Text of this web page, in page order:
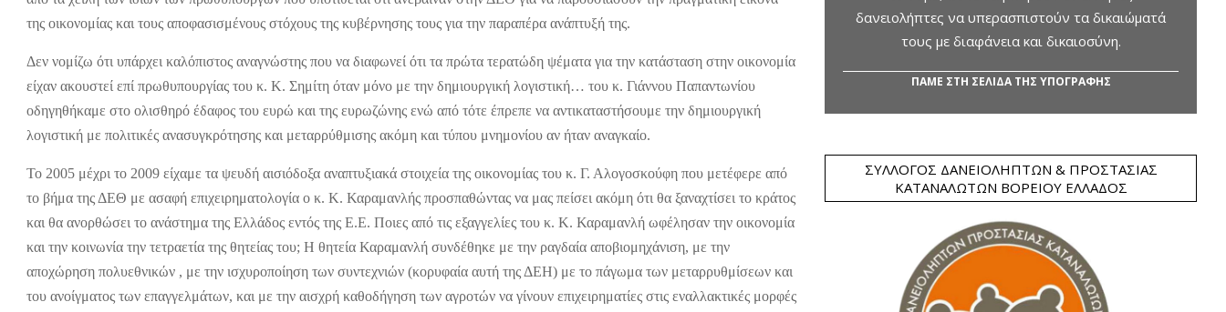
της οικονομίας και τους αποφασισμένους στόχους της κυβέρνησης τους για την παραπέρα ανάπτυξή της.
Δεν νομίζω ότι υπάρχει καλόπιστος αναγνώστης που να διαφωνεί ότι τα πρώτα τερατώδη ψέματα για την κατάσταση στην οικονομία
είχαν ακουστεί επί πρωθυπουργίας του κ. Κ. Σημίτη όταν μόνο με την δημιουργική λογιστική… του κ. Γιάννου Παπαντωνίου
οδηγηθήκαμε στο ολισθηρό έδαφος του ευρώ και της ευρωζώνης ενώ από τότε έπρεπε να αντικαταστήσουμε την δημιουργική
λογιστική με πολιτικές ανασυγκρότησης και μεταρρύθμισης ακόμη και τύπου μνημονίου αν ήταν αναγκαίο.
Το 2005 μέχρι το 2009 είχαμε τα ψευδή αισιόδοξα αναπτυξιακά στοιχεία της οικονομίας του κ. Γ. Αλογοσκούφη που μετέφερε από
το βήμα της ΔΕΘ με ασαφή επιχειρηματολογία ο κ. Κ. Καραμανλής προσπαθώντας να μας πείσει ακόμη ότι θα ξαναχτίσει το κράτος
και θα ανορθώσει το ανάστημα της Ελλάδος εντός της Ε.Ε. Ποιες από τις εξαγγελίες του κ. Κ. Καραμανλή ωφέλησαν την οικονομία
και την κοινωνία την τετραετία της θητείας του; Η θητεία Καραμανλή συνδέθηκε με την ραγδαία αποβιομηχάνιση, με την
αποχώρηση πολυεθνικών , με την ισχυροποίηση των συντεχνιών (κορυφαία αυτή της ΔΕΗ) με το πάγωμα των μεταρρυθμίσεων και
του ανοίγματος των επαγγελμάτων, και με την αισχρή καθοδήγηση των αγροτών να γίνουν επιχειρηματίες στις εναλλακτικές μορφές
δανειολήπτες να υπερασπιστούν τα δικαιώματά
τους με διαφάνεια και δικαιοσύνη.
ΠΑΜΕ ΣΤΗ ΣΕΛΙΔΑ ΤΗΣ ΥΠΟΓΡΑΦΗΣ
ΣΎΛΛΟΓΟΣ ΔΑΝΕΙΟΛΗΠΤΏΝ & ΠΡΟΣΤΑΣΊΑΣ
ΚΑΤΑΝΑΛΩΤΏΝ ΒΟΡΕΊΟΥ ΕΛΛΆΔΟΣ